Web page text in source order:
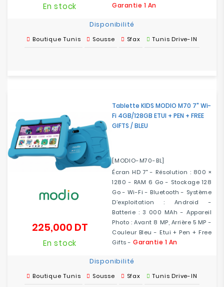
Garantie 1 An
En stock
Disponibilité
Boutique Tunis Sousse Sfax Tunis Drive-IN
Tablette KIDS MODIO M70 7" Wi-
Fi 4GB/128GB ETUI + PEN + FREE
GIFTS / BLEU
[MODIO-M70-BL]
Écran HD 7" - Résolution : 800 ×
1280 - RAM 6 Go - Stockage 128
Go - Wi-Fi - Bluetooth - Système
D’exploitation : Android -
Batterie : 3 000 MAh - Appareil
Photo : Avant 8 MP, Arrière 5 MP -
Couleur Bleu - Etui + Pen + Free
Gifts - Garantie 1 An
225,000 DTPrix
En stock
Disponibilité
Boutique Tunis Sousse Sfax Tunis Drive-IN